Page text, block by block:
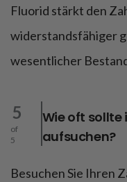
Fluorid stärkt den
widerstandsfähiger
wesentlicher
5
of
5
Wie oft sollte
aufsuchen?
Besuchen Sie Ihren